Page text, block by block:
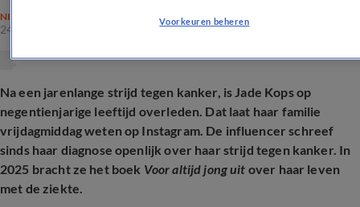
NIEUWS
24 apr 2026, 14:50
Na een jarenlange strijd tegen kanker, is Jade Kops op
negentienjarige leeftijd overleden. Dat laat haar familie
vrijdagmiddag weten op Instagram. De influencer schreef
sinds haar diagnose openlijk over haar strijd tegen kanker. In
2025 bracht ze het boek Voor altijd jong uit over haar leven
met de ziekte.
Voorkeuren beheren